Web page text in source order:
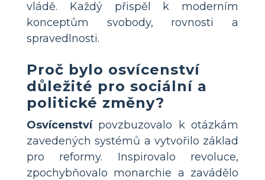
vládě. Každý přispěl k moderním
konceptům svobody, rovnosti a
spravedlnosti.
Proč bylo osvícenství
důležité pro sociální a
politické změny?
Osvícenstvípovzbuzovalo k otázkám
zavedených systémů a vytvořilo základ
pro reformy. Inspirovalo revoluce,
zpochybňovalo monarchie a zavádělo